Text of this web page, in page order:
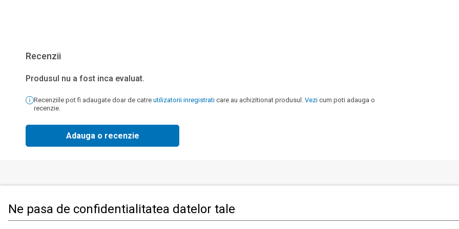
Ne pasa de confidentialitatea datelor tale
Recenzii
Produsul nu a fost inca evaluat.
Recenziile pot fi adaugate doar de catre utilizatorii inregistrati care au achizitionat produsul. Vezi cum poti adauga o
recenzie.
Adauga o recenzie
Imbracaminte, incaltaminte si accesorii
Contact